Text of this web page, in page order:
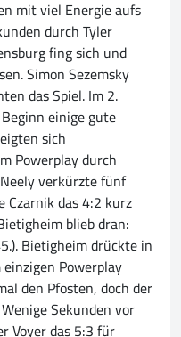
mit viel Energie aufs
durch Tyler
fing sich und
Simon Sezemsky
das Spiel. Im 2.
einige gute
sich
Powerplay durch
verkürzte fünf
das 4:2 kurz
blieb dran:
Bietigheim drückte in
Powerplay
den Pfosten, doch der
Sekunden vor
Voyer das 5:3 für